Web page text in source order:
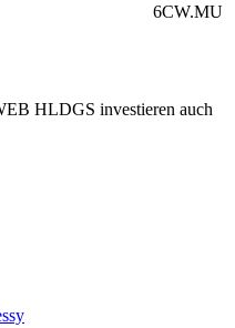
6CW.MU
HLDGS investieren auch